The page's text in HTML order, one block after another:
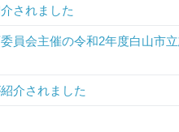
されました
員会主催の令和2年度白山市
介されました